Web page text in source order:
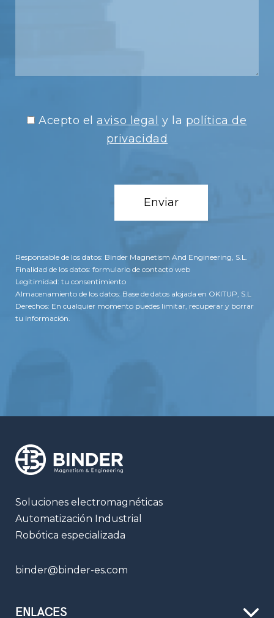
Acepto elaviso legal y la política de
privacidad
Responsable de los datos: Binder Magnetism And Engineering, S.L.
Finalidad de los datos: formulario de contacto web
Legitimidad: tu consentimiento
Almacenamiento de los datos: Base de datos alojada en OKITUP, S.L
Derechos: En cualquier momento puedes limitar, recuperar y borrar
tu información.
Soluciones electromagnéticas
Automatización Industrial
Robótica especializada
binder@binder-es.com
ENLACES